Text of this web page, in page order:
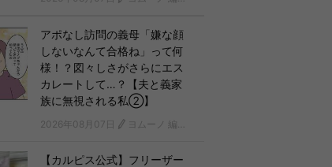
アポなし訪問の義母「嫌な顔
しないなんて合格ね」って何
様！？図々しさがさらにエス
カレートして…？【夫と義家
族に無視される私②】
2026年08月07日 ヨムーノ 編集部 漫画チーム
【カルピス公式】フリーザー